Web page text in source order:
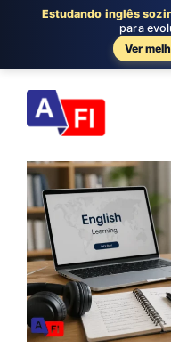
para
conteúdo
Estudando inglês
para
Ver